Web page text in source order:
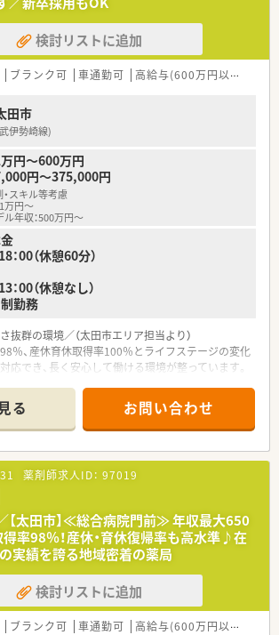
。
、管理部門や商品部門等の本社スタッフなど活動領
です。
舗は年々増加しており、在宅医療へもしっかりと関
ます。
きるよう変更予定です。
120日とワークライフバランスが整っています
常備薬まで、従業員割引制度など嬉しいメリットも
ます！
検討リストに追加
ブランク可 車通勤可 高給与(600万円以上)
田市
伊勢崎線)
円～600万円
円～375,000円
スキル等考慮
万円～
年収：500万円～
：00（休憩60分）
：00（休憩なし）
勤務
抜群の環境／（太田市エリア担当より）
％、産休育休取得率100％とライフステージの変化
応でき、長く安心して働ける環境が整っています。
応需状況について】
ある東武伊勢崎線の太田駅から車で約7分ほどの立
ります。
ニックから内科の処方箋を中心に、複数の医療機関
います。
60枚の処方箋に対して、常時3名以上の薬剤師で
です。
求める人物像について】
医療の需要拡大を見据えて、体制を強化するための
ります。
興味があり、チームの一員として協調性を持って業
る方を求めています。
経験をお持ちの方であれば、病院勤務のみのご経験
る お問い合わせ
薬剤師求人ID： 97019
【太田市】≪総合病院門前≫ 年収最大650
得率98％！産休・育休復帰率も高水準♪在
実績を誇る地域密着の薬局
検討リストに追加
ブランク可 車通勤可 高給与(600万円以上)